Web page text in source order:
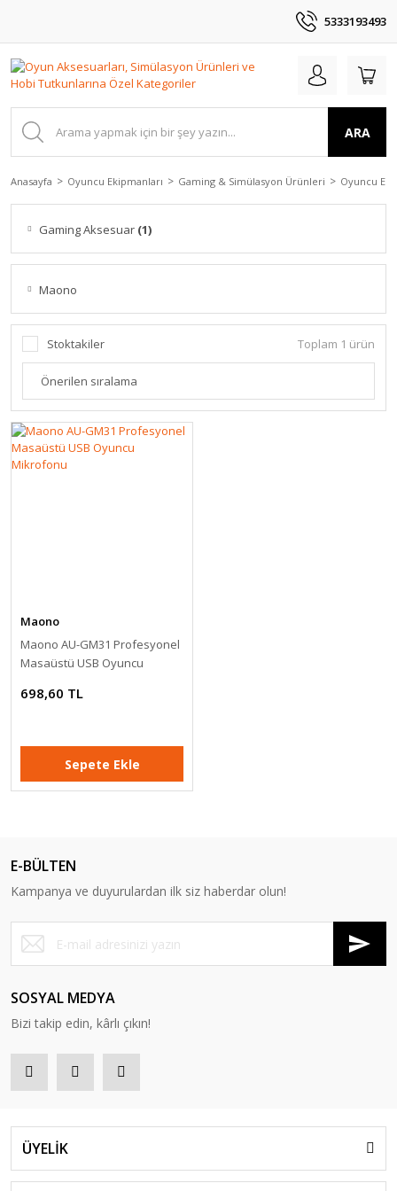
5333193493
ARA
Anasayfa Oyuncu Ekipmanları Gaming & Simülasyon Ürünleri Oyuncu
Gaming Aksesuar (1)
Maono
Stoktakiler Toplam 1 ürün
Maono
Maono AU-GM31 Profesyonel
Masaüstü USB Oyuncu
698,60 TL
Sepete Ekle
E-BÜLTEN
Kampanya ve duyurulardan ilk siz haberdar olun!
SOSYAL MEDYA
Bizi takip edin, kârlı çıkın!
ÜYELİK